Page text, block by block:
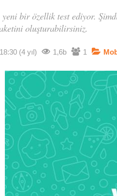
bir özellik test ediyor.
oluşturabilirsiniz.
(4 yıl) 1,6b 1 Mobil